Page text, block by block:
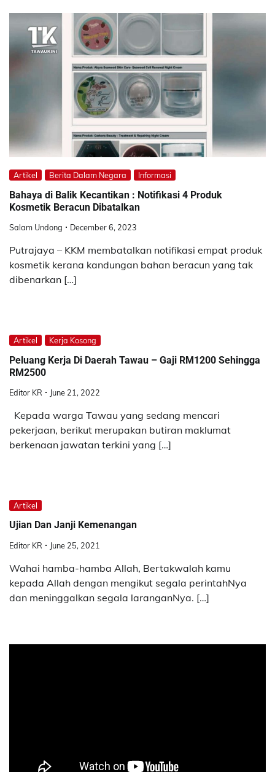
Artikel Berita Dalam Negara Informasi
Bahaya di Balik Kecantikan : Notifikasi 4 Produk
Kosmetik Beracun Dibatalkan
Salam Undong December 6, 2023
Putrajaya – KKM membatalkan notifikasi empat produk
kosmetik kerana kandungan bahan beracun yang tak
dibenarkan […]
Artikel Kerja Kosong
Peluang Kerja Di Daerah Tawau – Gaji RM1200 Sehingga
RM2500
Editor KR June 21, 2022
Kepada warga Tawau yang sedang mencari
pekerjaan, berikut merupakan butiran maklumat
berkenaan jawatan terkini yang […]
Artikel
Ujian Dan Janji Kemenangan
Editor KR June 25, 2021
Wahai hamba-hamba Allah, Bertakwalah kamu
kepada Allah dengan mengikut segala perintahNya
dan meninggalkan segala laranganNya. […]